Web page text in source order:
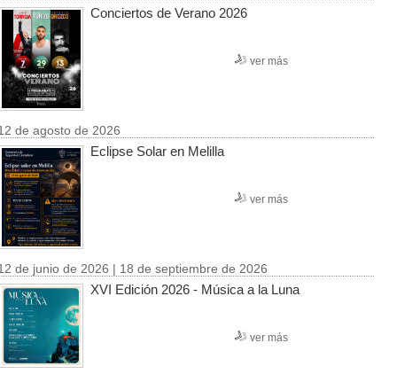
Conciertos de Verano 2026
ver más
de agosto de 2026
Eclipse Solar en Melilla
ver más
de junio de 2026 | 18 de septiembre de 2026
XVI Edición 2026 - Música a la Luna
ver más